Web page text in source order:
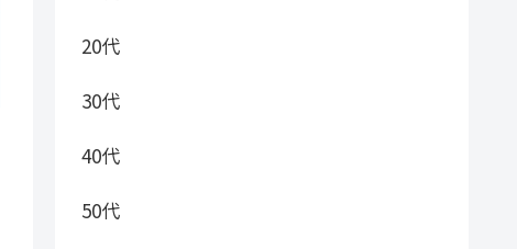
20代
30代
40代
50代